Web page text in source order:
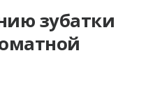
зубатки